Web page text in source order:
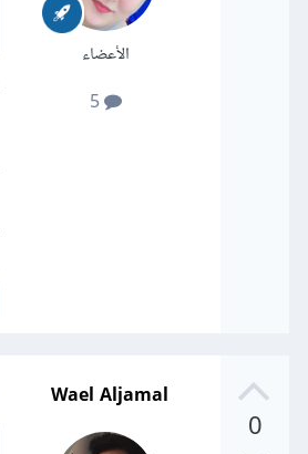
الأعضاء
5
0
Wael Aljamal